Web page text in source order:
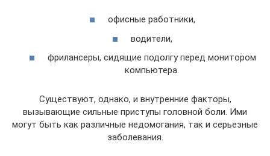
офисные работники,
водители,
фрилансеры, сидящие подолгу перед монитором
компьютера.
Существуют, однако, и внутренние факторы,
вызывающие сильные приступы головной боли. Ими
могут быть как различные недомогания, так и серьезные
заболевания.